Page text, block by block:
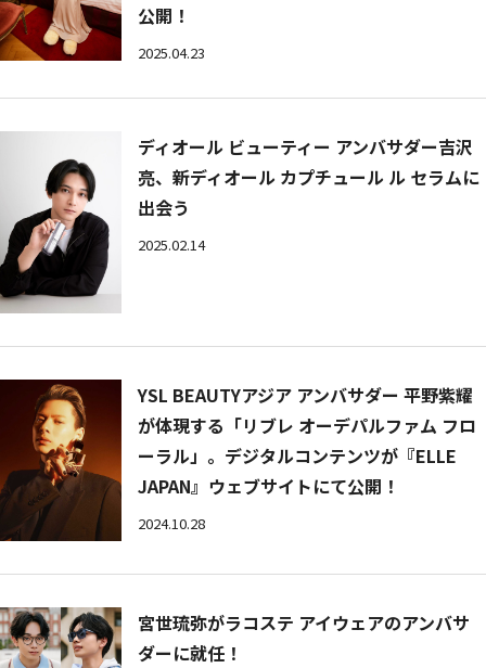
公開！
2025.04.23
ディオール ビューティー アンバサダー吉沢
亮、新ディオール カプチュール ル セラムに
出会う
2025.02.14
YSL BEAUTYアジア アンバサダー 平野紫耀
が体現する「リブレ オーデパルファム フロ
ーラル」。デジタルコンテンツが『ELLE
JAPAN』ウェブサイトにて公開！
2024.10.28
宮世琉弥がラコステ アイウェアのアンバサ
ダーに就任！